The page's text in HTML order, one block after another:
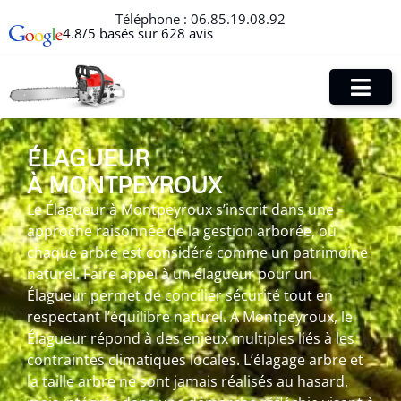
Téléphone : 06.85.19.08.92
4.8/5 basés sur 628 avis
ÉLAGUEUR
À MONTPEYROUX
Le Élagueur à Montpeyroux s’inscrit dans une
approche raisonnée de la gestion arborée, où
chaque arbre est considéré comme un patrimoine
naturel. Faire appel à un élagueur pour un
Élagueur permet de concilier sécurité tout en
respectant l’équilibre naturel. A Montpeyroux, le
Élagueur répond à des enjeux multiples liés à les
contraintes climatiques locales. L’élagage arbre et
la taille arbre ne sont jamais réalisés au hasard,